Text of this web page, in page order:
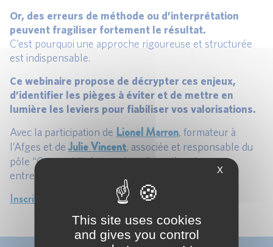
Or, des erreurs de méthode ou d’interprétation
peuvent fragiliser fortement le résultat.
C’est pourquoi une approche rigoureuse et structurée
est indispensable.
Ce webinaire propose de décrypter ces enjeux,
d’identifier les pièges à éviter et de mettre en
lumière les leviers pour fiabiliser vos valorisations.
Avec la participation de Lionel Marron, formateur à
l’Afges et de Julie Vincent, associée et responsable du
pôle “Comptabilité et analyse financière des
entreprises” à l’Afges.
Inscrivez-vous dès maintenant
X
This site uses cookies
and gives you control